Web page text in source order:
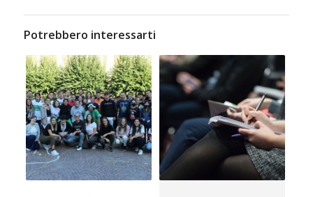
Potrebbero interessarti